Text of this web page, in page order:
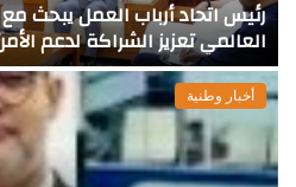
رئيس اتحاد أرباب العمل يبحث
العالمي تعزيز الشراكة لدعم
أخبار وطنية